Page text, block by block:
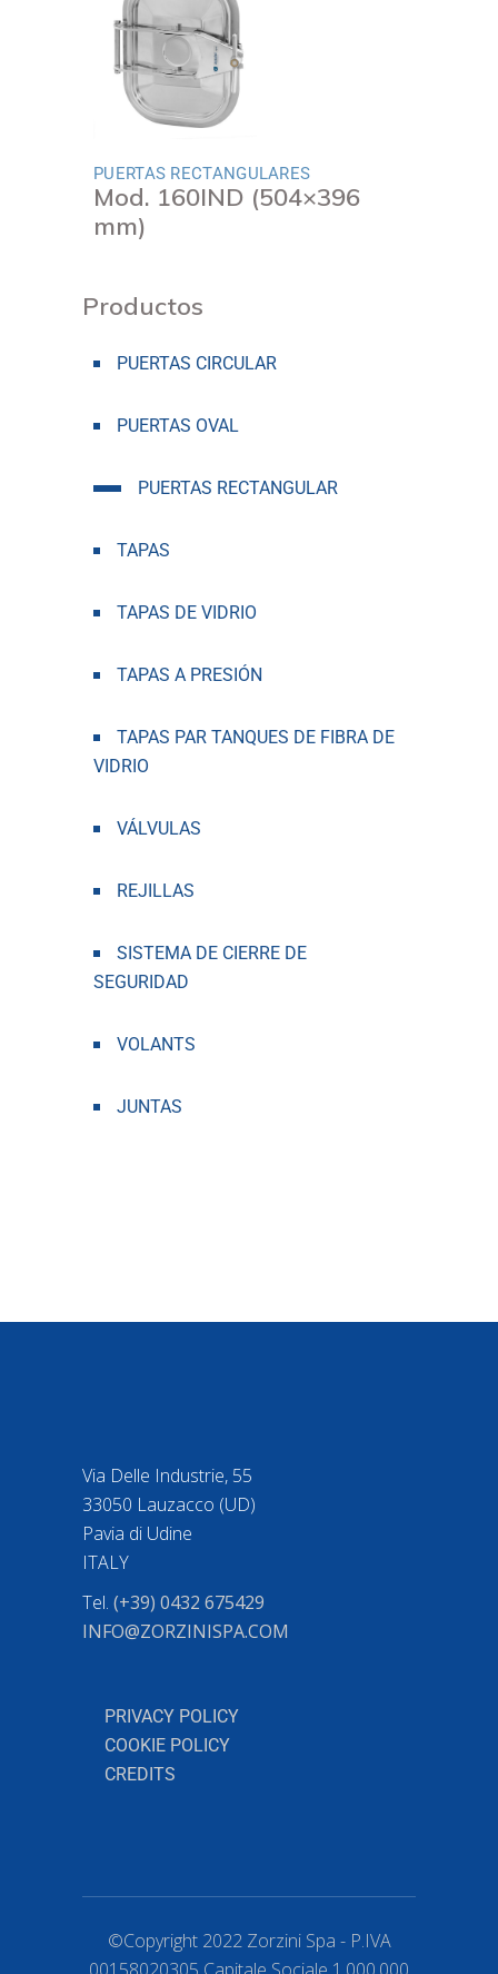
PUERTAS RECTANGULARES
Mod. 160IND (504×396
mm)
Productos
PUERTAS CIRCULAR
PUERTAS OVAL
PUERTAS RECTANGULAR
TAPAS
TAPAS DE VIDRIO
TAPAS A PRESIÓN
TAPAS PAR TANQUES DE FIBRA DE
VIDRIO
VÁLVULAS
REJILLAS
SISTEMA DE CIERRE DE
SEGURIDAD
VOLANTS
JUNTAS
Via Delle Industrie, 55
33050 Lauzacco (UD)
Pavia di Udine
ITALY
Tel. (+39) 0432 675429
INFO@ZORZINISPA.COM
PRIVACY POLICY
COOKIE POLICY
CREDITS
©Copyright 2022 Zorzini Spa - P.IVA